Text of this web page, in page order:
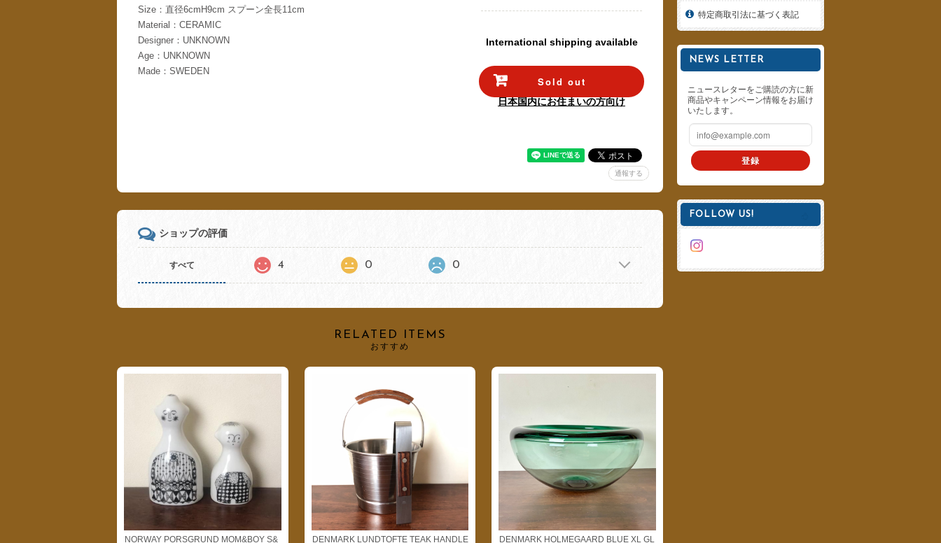
Size：直径6cmH9cm スプーン全長11cm
Material：CERAMIC
Designer：UNKNOWN
Age：UNKNOWN
Made：SWEDEN
International shipping available
Sold out
日本国内にお住まいの方向け
通報する
ショップの評価
すべて 4 0 0
RELATED ITEMS
おすすめ
NORWAY PORSGRUND MOM&BOY S& DENMARK LUNDTOFTE TEAK HANDLE DENMARK HOLMEGAARD BLUE XL GL
特定商取引法に基づく表記
NEWS LETTER
ニュースレターをご購読の方に新
商品やキャンペーン情報をお届け
いたします。
登録
FOLLOW US!